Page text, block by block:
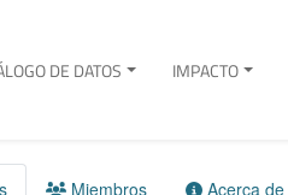
DE DATOS IMPACTO
Miembros Acerca de